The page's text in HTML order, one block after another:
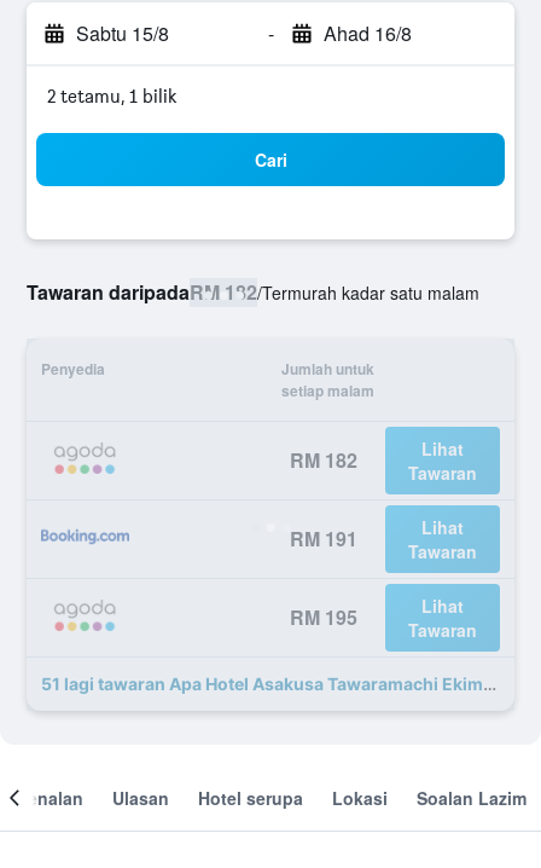
Sabtu 15/8 - Ahad 16/8
2 tetamu, 1 bilik
Cari
Tawaran daripadaRM 182/Termurah kadar satu malam
Penyedia
Jumlah untuk
setiap malam
RM 182
Lihat
Tawaran
RM 191
Lihat
Tawaran
RM 195
Lihat
Tawaran
51 lagi tawaran Apa Hotel Asakusa Tawaramachi Ekimae
Ulasan Hotel serupa Lokasi Soalan Lazim